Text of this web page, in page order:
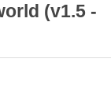
(v1.5 -